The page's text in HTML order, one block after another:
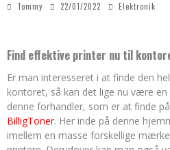
Tommy 22/01/2022 Elektronik
Find effektive printer nu til
Er man interesseret i at finde den
kontoret, så kan det lige nu være
denne forhandler, som er at finde
BilligToner. Her inde på denne
imellem en masse forskellige